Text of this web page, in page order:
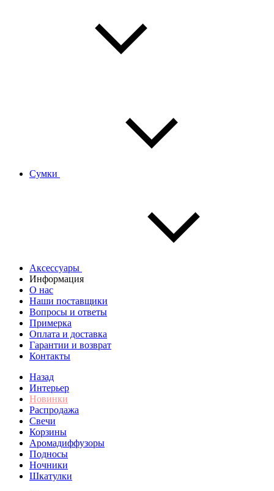
Сумки
Аксессуары
Информация
О нас
Наши поставщики
Вопросы и ответы
Примерка
Оплата и доставка
Гарантии и возврат
Контакты
Назад
Интерьер
Новинки
Распродажа
Свечи
Корзины
Аромадиффузоры
Подносы
Ночники
Шкатулки